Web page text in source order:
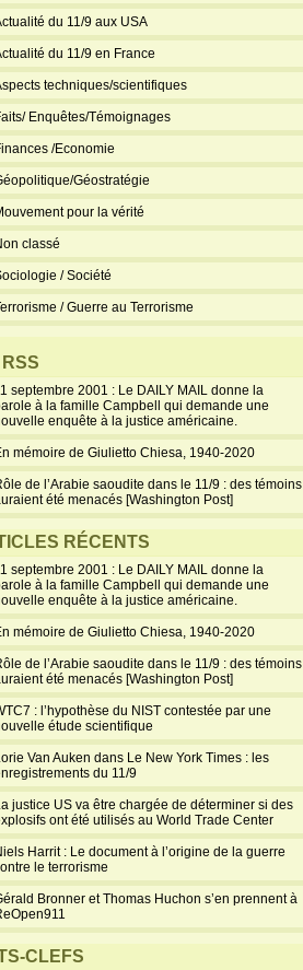
du 11/9 aux USA
du 11/9 en France
techniques/scientifiques
Enquêtes/Témoignages
/Economie
Géostratégie
pour la vérité
classé
/ Société
/ Guerre au Terrorisme
RSS
septembre 2001 : Le DAILY MAIL donne la
à la famille Campbell qui demande une
enquête à la justice américaine.
mémoire de Giulietto Chiesa, 1940-2020
de l’Arabie saoudite dans le 11/9 : des témoins
été menacés [Washington Post]
RÉCENTS
septembre 2001 : Le DAILY MAIL donne la
à la famille Campbell qui demande une
enquête à la justice américaine.
mémoire de Giulietto Chiesa, 1940-2020
de l’Arabie saoudite dans le 11/9 : des témoins
été menacés [Washington Post]
: l’hypothèse du NIST contestée par une
étude scientifique
Van Auken dans Le New York Times : les
du 11/9
justice US va être chargée de déterminer si des
ont été utilisés au World Trade Center
Harrit : Le document à l’origine de la guerre
le terrorisme
Bronner et Thomas Huchon s’en prennent à
CLEFS